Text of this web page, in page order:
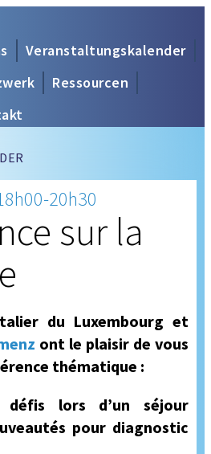
Veranstaltungskalender
Ressourcen
20h30
sur la
du Luxembourg et
ont le plaisir de vous
thématique :
défis lors d’un séjour
pour diagnostic